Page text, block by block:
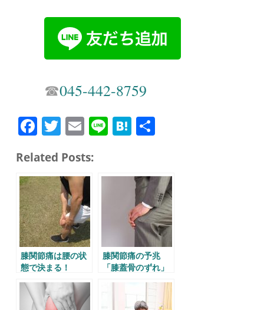
☎︎045-442-8759
Fa
bo
ok
T
tte
r
E
ail
Li H
a
Related Posts:
膝関節痛は腰の状
態で決まる！
膝関節痛の予兆
「膝蓋骨のずれ」